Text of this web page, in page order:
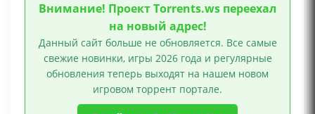
Внимание! Проект Torrents.ws переехал
на новый адрес!
Данный сайт больше не обновляется. Все самые
свежие новинки, игры 2026 года и регулярные
обновления теперь выходят на нашем новом
игровом торрент портале.